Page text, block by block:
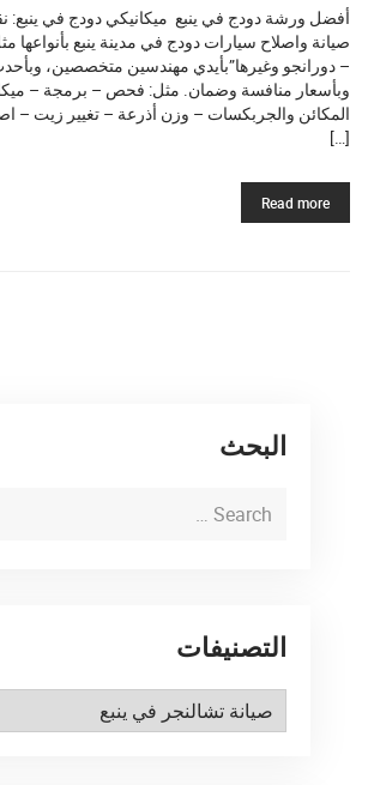
أفضل ورشة دودج في ينبع ميكانيكي دودج في
صيانة واصلاح سيارات دودج في مدينة ينبع بأنواعها
– دورانجو وغيرها”بأيدي مهندسين متخصصين،
وبأسعار منافسة وضمان. مثل: فحص – برمجة –
المكائن والجربكسات – وزن أذرعة – تغيير زيت –
[…]
Read more
البحث
التصنيفات
التصنيفات